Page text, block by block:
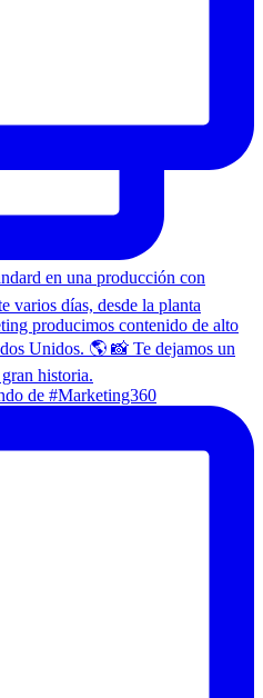
de #Marketing360